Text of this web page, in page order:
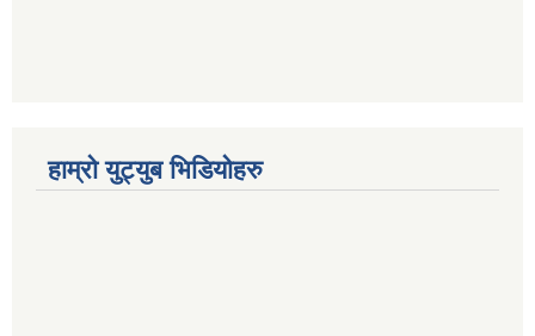
हाम्रो युट्युब भिडियोहरु